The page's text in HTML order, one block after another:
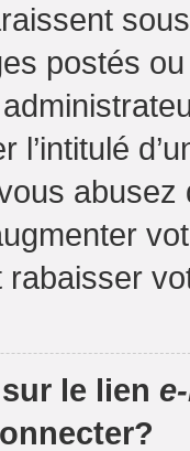
postés
l’intitulé
rabaisser
le lien